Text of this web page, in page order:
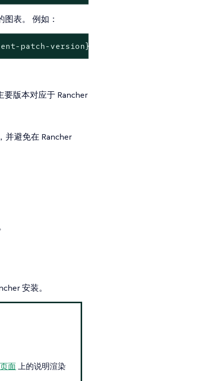
表。 例如：
patch-version}
要版本对应于 Rancher
并避免在 Rancher
安装。
面 上的说明渲染